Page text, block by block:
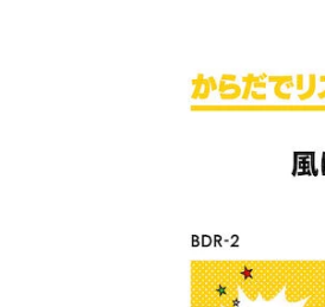
報にス
キップ